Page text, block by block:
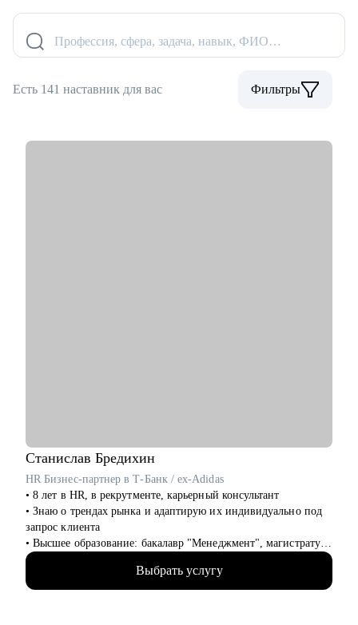
Профессия, сфера, задача, навык, ФИО…
Есть 141 наставник для вас Фильтры
Станислав Бредихин
HR Бизнес-партнер в Т-Банк / ex-Adidas
• 8 лет в HR, в рекрутменте, карьерный консультант
• Знаю о трендах рынка и адаптирую их индивидуально под
запрос клиента
• Высшее образование: бакалавр "Менеджмент", магистратура
"Экономика"
• Провел 1000+ собеседований, на разные уровни позиции
(средний и высший менеджмент)
Выбрать услугу